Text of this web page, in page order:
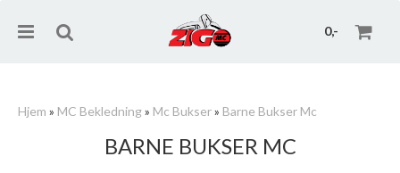
0,-
Hjem » MC Bekledning» Mc Bukser» Barne Bukser Mc
BARNE BUKSER MC